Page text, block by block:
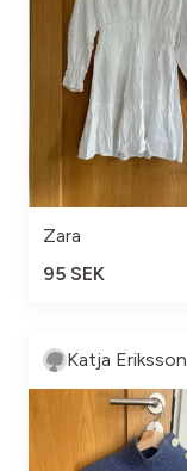
Zara
95 SEK
Katja Eriksson